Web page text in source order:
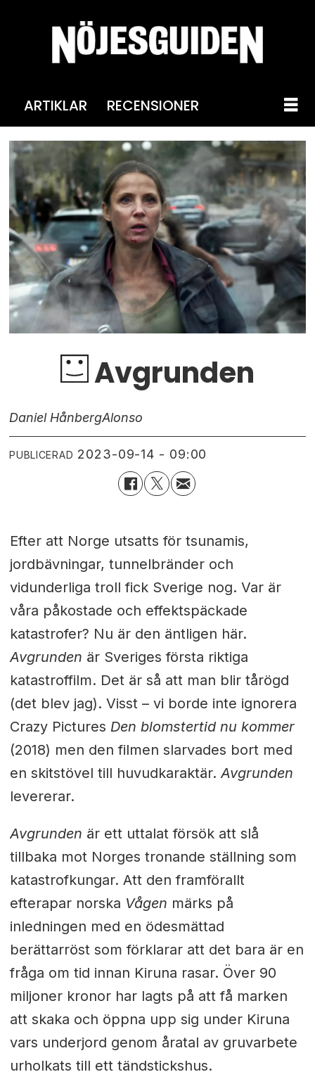
ARTIKLAR RECENSIONER
Avgrunden
Daniel HånbergAlonso
PUBLICERAD 2023-09-14 - 09:00
Efter att Norge utsatts för tsunamis,
jordbävningar, tunnelbränder och
vidunderliga troll fick Sverige nog. Var är
våra påkostade och effektspäckade
katastrofer? Nu är den äntligen här.
Avgrunden är Sveriges första riktiga
katastroffilm. Det är så att man blir tårögd
(det blev jag). Visst – vi borde inte ignorera
Crazy Pictures Den blomstertid nu kommer
(2018) men den filmen slarvades bort med
en skitstövel till huvudkaraktär. Avgrunden
levererar.
Avgrunden är ett uttalat försök att slå
tillbaka mot Norges tronande ställning som
katastrofkungar. Att den framförallt
efterapar norska Vågen märks på
inledningen med en ödesmättad
berättarröst som förklarar att det bara är en
fråga om tid innan Kiruna rasar. Över 90
miljoner kronor har lagts på att få marken
att skaka och öppna upp sig under Kiruna
vars underjord genom åratal av gruvarbete
urholkats till ett tändstickshus.